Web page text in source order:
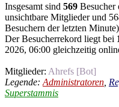
Insgesamt sind 569 Besucher
unsichtbare Mitglieder und
Besuchern der letzten Minute)
Der Besucherrekord liegt bei
2026, 06:00 gleichzeitig
Mitglieder: Ahrefs [Bot]
Legende: Administratoren
Superstammis